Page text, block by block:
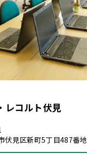
レコルト伏見
伏見区新町5丁目487番地